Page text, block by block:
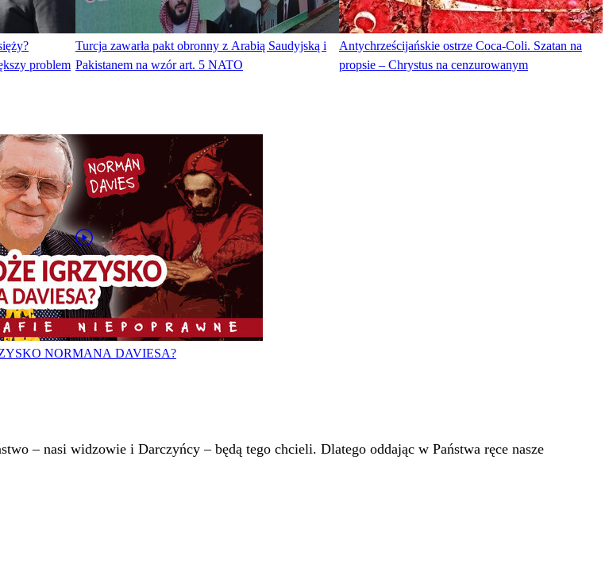
problem
Turcja zawarła pakt obronny z Arabią Saudyjską i
Pakistanem na wzór art. 5 NATO
Antychrześcijańskie ostrze Coca-Coli. Szatan na
propsie – Chrystus na cenzurowanym
NORMANA DAVIESA?
– nasi widzowie i Darczyńcy – będą tego chcieli. Dlatego oddając w Państwa ręce nasze